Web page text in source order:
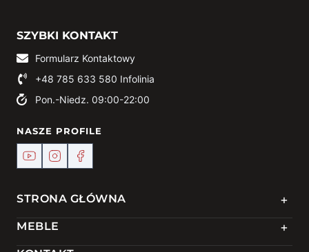
SZYBKI KONTAKT
Formularz Kontaktowy
+48 785 633 580 Infolinia
Pon.-Niedz. 09:00-22:00
NASZE PROFILE
STRONA GŁÓWNA +
MEBLE +